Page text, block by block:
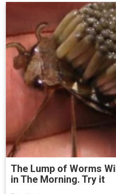
The Lump of Worms
in The Morning. Try it